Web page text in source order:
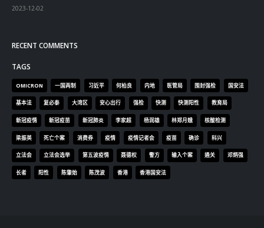
2023-12-02
RECENT COMMENTS
TAGS
OMICRON 一国两制 习近平 何柏良 内地 医管局 围封强检 国安法
基本法 复必泰 大湾区 安心出行 强检 快测 快测阳性 教育局
新冠疫情 新冠疫苗 新冠肺炎 李家超 杨润雄 林郑月娥 核酸检测
梁振英 死亡个案 消费券 疫情 疫情记者会 疫苗 确诊 科兴
立法会 立法会选举 第五波疫情 聂德权 警方 输入个案 通关 邓炳强
长者 阳性 陈肇始 陈茂波 香港 香港国安法